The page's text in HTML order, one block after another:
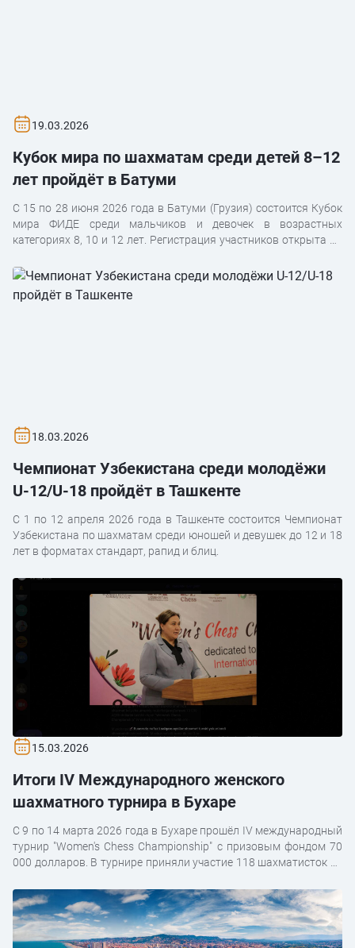
19.03.2026
Кубок мира по шахматам среди детей 8–12
лет пройдёт в Батуми
С 15 по 28 июня 2026 года в Батуми (Грузия) состоится Кубок
мира ФИДЕ среди мальчиков и девочек в возрастных
категориях 8, 10 и 12 лет. Регистрация участников открыта до
18.03.2026
Чемпионат Узбекистана среди молодёжи
U-12/U-18 пройдёт в Ташкенте
С 1 по 12 апреля 2026 года в Ташкенте состоится Чемпионат
Узбекистана по шахматам среди юношей и девушек до 12 и 18
лет в форматах стандарт, рапид и блиц.
15.03.2026
Итоги IV Международного женского
шахматного турнира в Бухаре
С 9 по 14 марта 2026 года в Бухаре прошёл IV международный
турнир "Women's Chess Championship" с призовым фондом 70
000 долларов. В турнире приняли участие 118 шахматисток из